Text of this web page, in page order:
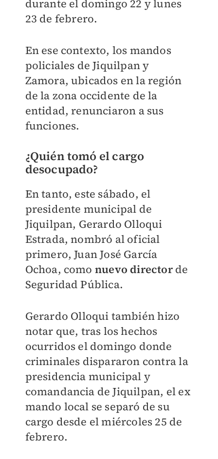
durante el domingo 22 y lunes
23 de febrero.
En ese contexto, los mandos
policiales de Jiquilpan y
Zamora, ubicados en la región
de la zona occidente de la
entidad, renunciaron a sus
funciones.
¿Quién tomó el cargo
desocupado?
En tanto, este sábado, el
presidente municipal de
Jiquilpan, Gerardo Olloqui
Estrada, nombró al oficial
primero, Juan José García
Ochoa, como nuevo directorde
Seguridad Pública.
Gerardo Olloqui también hizo
notar que, tras los hechos
ocurridos el domingo donde
criminales dispararon contra la
presidencia municipal y
comandancia de Jiquilpan, el ex
mando local se separó de su
cargo desde el miércoles 25 de
febrero.